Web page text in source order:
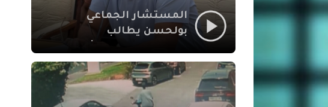
المستشار الجماعي
بولحسن يطالب
أشغال شارع علال
الفاسي بمراكش